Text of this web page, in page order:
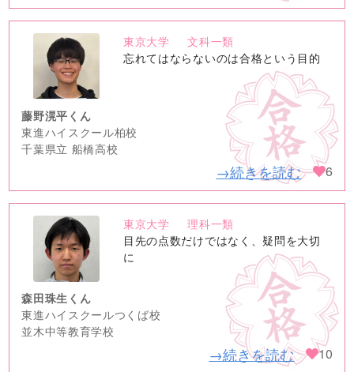
no
image
東京大学
文科一類
忘れてはならないのは合格という目的
藤野滉平くん
東進ハイスクール柏校
千葉県立 船橋高校
→続きを読む 6
no
image
東京大学
理科一類
目先の点数だけではなく、疑問を大切
に
森田珠生くん
東進ハイスクールつくば校
並木中等教育学校
→続きを読む 10